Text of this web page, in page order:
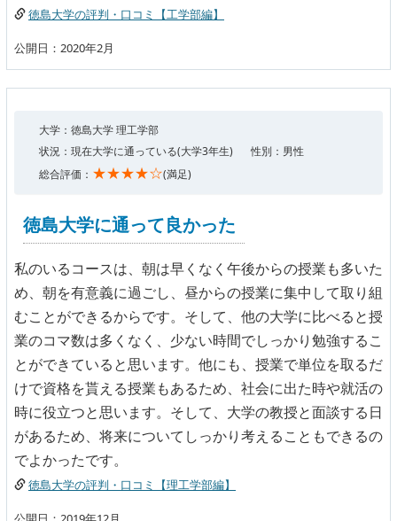
徳島大学の評判・口コミ【工学部編】
公開日：2020年2月
大学：徳島大学 理工学部
状況：現在大学に通っている(大学3年生)
性別：男性
総合評価： ★★★★☆(満足)
徳島大学に通って良かった
私のいるコースは、朝は早くなく午後からの授業も多いた
め、朝を有意義に過ごし、昼からの授業に集中して取り組
むことができるからです。そして、他の大学に比べると授
業のコマ数は多くなく、少ない時間でしっかり勉強するこ
とができていると思います。他にも、授業で単位を取るだ
けで資格を貰える授業もあるため、社会に出た時や就活の
時に役立つと思います。そして、大学の教授と面談する日
があるため、将来についてしっかり考えることもできるの
でよかったです。
徳島大学の評判・口コミ【理工学部編】